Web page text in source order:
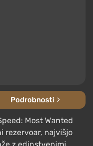
Podrobnosti
Most Wanted
rezervoar, najvišjo